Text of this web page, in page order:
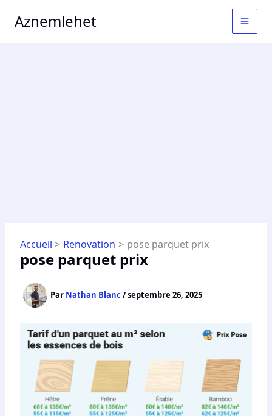
Aznemlehet
Accueil Renovation pose parquet prix
pose parquet prix
Par Nathan Blanc/septembre 26, 2025